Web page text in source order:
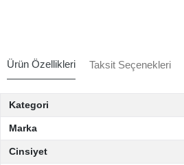
Ürün Özellikleri Taksit Seçenekleri
Kategori
Marka
Cinsiyet